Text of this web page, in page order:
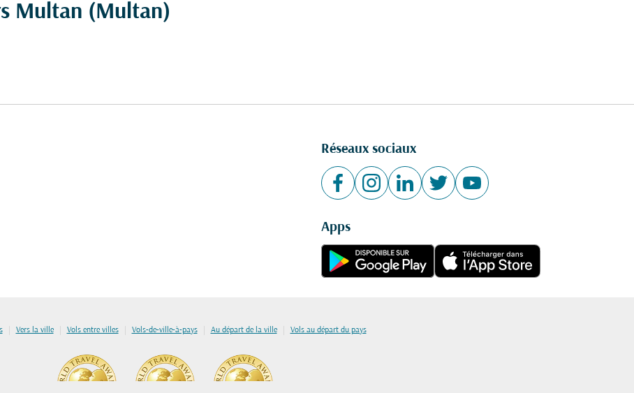
Multan (Multan)
Réseaux sociaux
Apps
| Vers la ville | Vols entre villes | Vols-de-ville-à-pays | Au départ de la ville | Vols au départ du pays